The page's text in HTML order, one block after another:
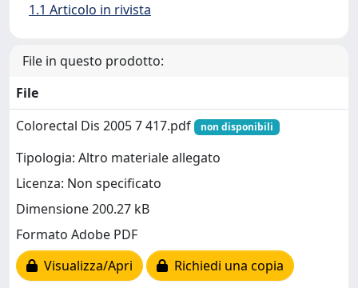
1.1 Articolo in rivista
File in questo prodotto:
File
Colorectal Dis 2005 7 417.pdf
non disponibili
Tipologia: Altro materiale allegato
Licenza: Non specificato
Dimensione 200.27 kB
Formato Adobe PDF
Visualizza/Apri
Richiedi una copia